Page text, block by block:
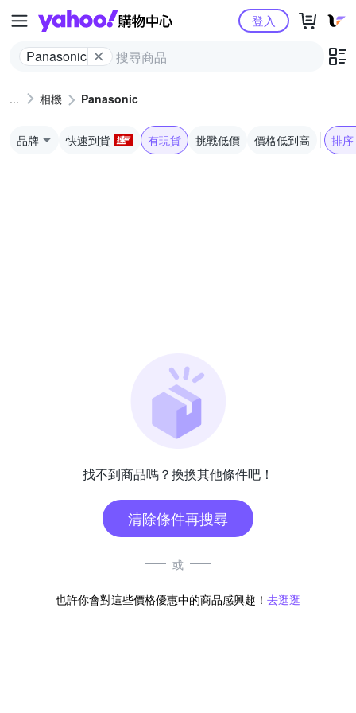
Yahoo購物中心
Panasonic
登入
相機 Panasonic
品牌 快速到貨 有現貨 挑戰低價 價格低到高 排序
找不到商品嗎？換換其他條件吧！
清除條件再搜尋
或
也許你會對這些價格優惠中的商品感興趣！ 去逛逛